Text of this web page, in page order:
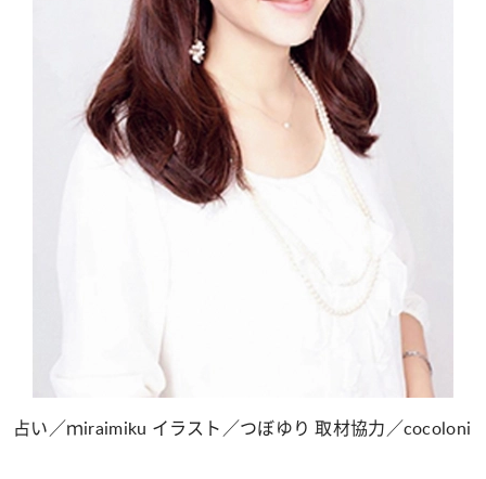
占い／ｍiraimiku イラスト／つぼゆり 取材協力／cocoloni